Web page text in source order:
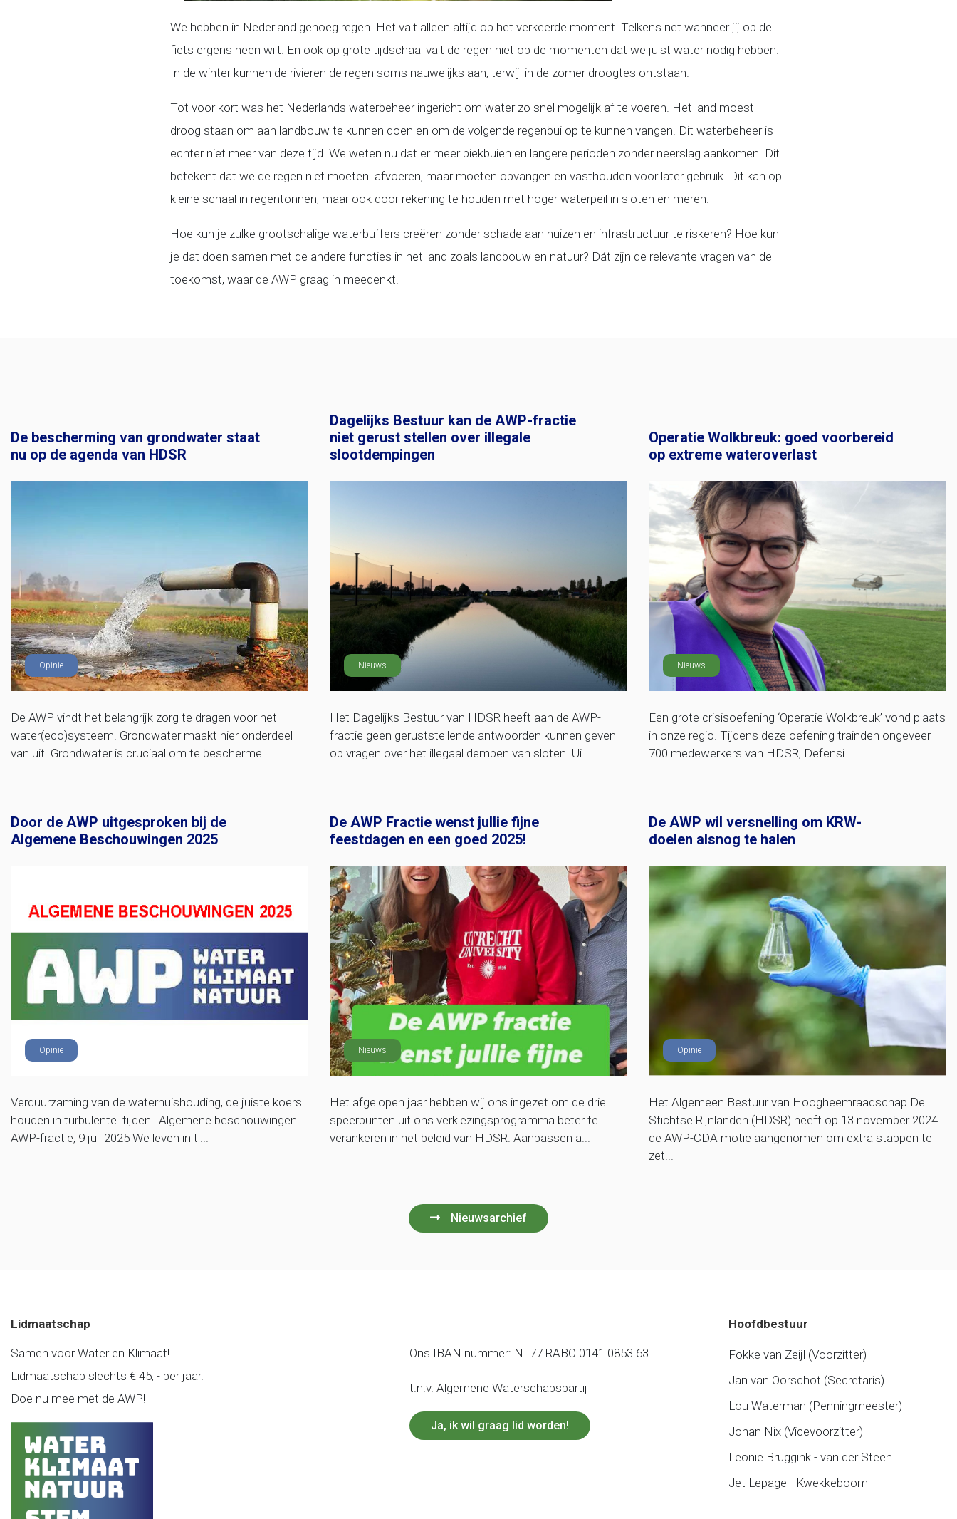
We hebben in Nederland genoeg regen. Het valt alleen altijd op het verkeerde moment. Telkens net wanneer jij op de
fiets ergens heen wilt. En ook op grote tijdschaal valt de regen niet op de momenten dat we juist water nodig hebben.
In de winter kunnen de rivieren de regen soms nauwelijks aan, terwijl in de zomer droogtes ontstaan.
Tot voor kort was het Nederlands waterbeheer ingericht om water zo snel mogelijk af te voeren. Het land moest
droog staan om aan landbouw te kunnen doen en om de volgende regenbui op te kunnen vangen. Dit waterbeheer is
echter niet meer van deze tijd. We weten nu dat er meer piekbuien en langere perioden zonder neerslag aankomen. Dit
betekent dat we de regen niet moeten afvoeren, maar moeten opvangen en vasthouden voor later gebruik. Dit kan op
kleine schaal in regentonnen, maar ook door rekening te houden met hoger waterpeil in sloten en meren.
Hoe kun je zulke grootschalige waterbuffers creëren zonder schade aan huizen en infrastructuur te riskeren? Hoe kun
je dat doen samen met de andere functies in het land zoals landbouw en natuur? Dát zijn de relevante vragen van de
toekomst, waar de AWP graag in meedenkt.
De bescherming van grondwater staat
nu op de agenda van HDSR
Opinie
De AWP vindt het belangrijk zorg te dragen voor het
water(eco)systeem. Grondwater maakt hier onderdeel
van uit. Grondwater is cruciaal om te bescherme...
Dagelijks Bestuur kan de AWP-fractie
niet gerust stellen over illegale
slootdempingen
Nieuws
Het Dagelijks Bestuur van HDSR heeft aan de AWP-
fractie geen geruststellende antwoorden kunnen geven
op vragen over het illegaal dempen van sloten. Ui...
Operatie Wolkbreuk: goed voorbereid
op extreme wateroverlast
Nieuws
Een grote crisisoefening ‘Operatie Wolkbreuk’ vond plaats
in onze regio. Tijdens deze oefening trainden ongeveer
700 medewerkers van HDSR, Defensi...
Door de AWP uitgesproken bij de
Algemene Beschouwingen 2025
Opinie
Verduurzaming van de waterhuishouding, de juiste koers
houden in turbulente tijden! Algemene beschouwingen
AWP-fractie, 9 juli 2025 We leven in ti...
De AWP Fractie wenst jullie fijne
feestdagen en een goed 2025!
Nieuws
Het afgelopen jaar hebben wij ons ingezet om de drie
speerpunten uit ons verkiezingsprogramma beter te
verankeren in het beleid van HDSR. Aanpassen a...
De AWP wil versnelling om KRW-
doelen alsnog te halen
Opinie
Het Algemeen Bestuur van Hoogheemraadschap De
Stichtse Rijnlanden (HDSR) heeft op 13 november 2024
de AWP-CDA motie aangenomen om extra stappen te
zet...
Nieuwsarchief
Lidmaatschap Hoofdbestuur
Samen voor Water en Klimaat!
Lidmaatschap slechts € 45, - per jaar.
Doe nu mee met de AWP!
Ons IBAN nummer: NL77 RABO 0141 0853 63
t.n.v. Algemene Waterschapspartij
Ja, ik wil graag lid worden!
Fokke van Zeijl (Voorzitter)
Jan van Oorschot (Secretaris)
Lou Waterman (Penningmeester)
Johan Nix (Vicevoorzitter)
Leonie Bruggink - van der Steen
Jet Lepage - Kwekkeboom